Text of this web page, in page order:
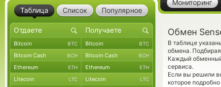
Мониторинг
Обмен
В таблице
обмена.
Каждый
сервиса.
Если вы решили
которое
Таблица Список Популярное
Bitcoin BTC Bitcoin BTC
Bitcoin Cash BCH Bitcoin Cash BCH
Ethereum ETH Ethereum ETH
Litecoin LTC Litecoin LTC